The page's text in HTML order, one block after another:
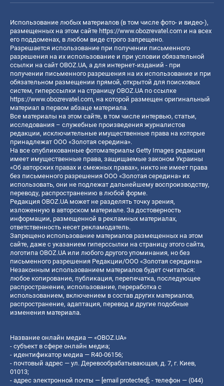
Использование любых материалов (в том числе фото- и видео-),
размещенных на этом сайте https://www.obozrevatel.com и на всех
его поддоменах, в любом виде строго запрещено.
Разрешается использование при получении письменного
разрешения на их использование и при условии обязательной
ссылки на сайт OBOZ.UA, а для интернет-изданий - при
получении письменного разрешения на их использование и при
обязательном размещении прямой, открытой для поисковых
систем, гиперссылки на страницу OBOZ.UA по ссылке
https://www.obozrevatel.com, на которой размещен оригинальный
материал в первом абзаце материала.
Все материалы на этом сайте, в том числе интервью, статьи,
исследования – служебные произведения журналистов
редакции, исключительные имущественные права на которые
принадлежат ООО «Золотая середина».
На все опубликованные фотоматериалы Getty Images редакция
имеет имущественные права, защищаемые законом Украины
«Об авторских правах и смежных правах», никто не имеет права
без письменного разрешения ООО «Золотая середина» их
использовать, они не подлежат дальнейшему воспроизводству,
переводу, распространению в любой форме.
Редакция OBOZ.UA может не разделять точку зрения,
изложенную в авторском материале. За достоверность
информации, размещенной в рекламных материалах,
ответственность несет рекламодатель.
Запрещено использование материалов размещенных на этом
сайте, даже с указанием гиперссылки на страницу этого сайта,
логотипа OBOZ.UA или любого другого упоминания, но без
письменного разрешения Редакции/ООО «Золотая середина»
Незаконным использованием материалов будет считаться:
любое копирование, публикация, перепечатка, последующее
распространение, использование, переработка с
использованием, включением в состав других материалов,
распространение, адаптация, перевод и другие подобные
изменения материала.
Название онлайн медиа — «OBOZ.UA»
- субъект в сфере онлайн медиа;
- идентификатор медиа — R40-06156;
- почтовый адрес — ул. Деревообрабатывающая, д. 7, г. Киев,
01013;
- адрес электронной почты — [email protected] ; - телефон — (044)